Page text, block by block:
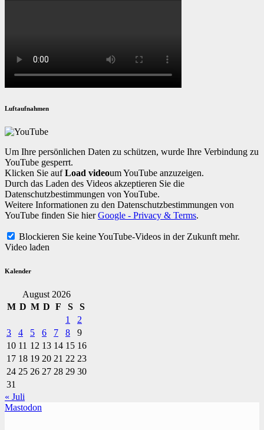
Luftaufnahmen
Um Ihre persönlichen Daten zu schützen, wurde Ihre Verbindung zu
YouTube gesperrt.
Klicken Sie aufLoad videoum YouTube anzuzeigen.
Durch das Laden des Videos akzeptieren Sie die
Datenschutzbestimmungen von YouTube.
Weitere Informationen zu den Datenschutzbestimmungen von
YouTube finden Sie hierGoogle - Privacy & Terms.
Blockieren Sie keine YouTube-Videos in der Zukunft mehr.
Video laden
Kalender
August 2026
M D M D F S
S
1
2
3
4 5 6 7 8
9
10 11 12 13 14 15 16
17 18 19 20 21 22 23
24 25 26 27 28 29 30
31
« Juli
Mastodon